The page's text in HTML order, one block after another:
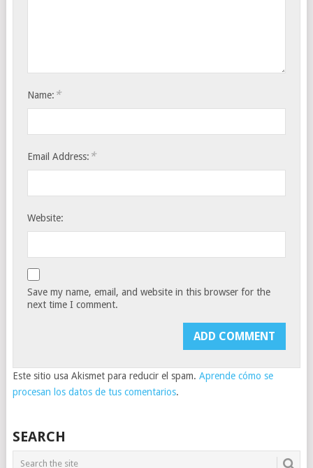
Name: *
Email Address: *
Website:
Save my name, email, and website in this browser for the
next time I comment.
Este sitio usa Akismet para reducir el spam. Aprende cómo se
procesan los datos de tus comentarios.
SEARCH